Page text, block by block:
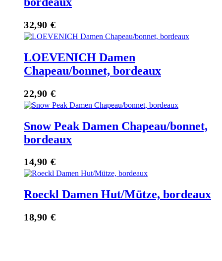
32,90 €
LOEVENICH Damen
Chapeau/bonnet, bordeaux
22,90 €
Snow Peak Damen Chapeau/bonnet,
bordeaux
14,90 €
Roeckl Damen Hut/Mütze, bordeaux
18,90 €